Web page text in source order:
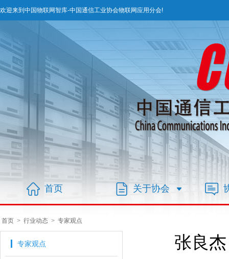
欢迎来到中国物联网智库-中国通信工业协会物联网应用分会!
首页 关于协会
首页 > 行业动态 > 专家观点
专家观点 张良